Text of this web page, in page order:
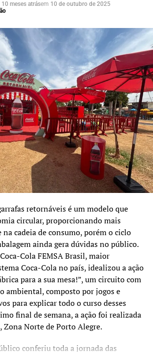
10 meses atrásem 10 de outubro de 2025
retornáveis é um modelo que
circular, proporcionando mais
cadeia de consumo, porém o ciclo
ainda gera dúvidas no público.
Cola FEMSA Brasil, maior
Coca-Cola no país, idealizou a ação
para a sua mesa!”, um circuito com
ambiental, composto por jogos e
para explicar todo o curso desses
final de semana, a ação foi realizada
Zona Norte de Porto Alegre.
conferiu toda a jornada das